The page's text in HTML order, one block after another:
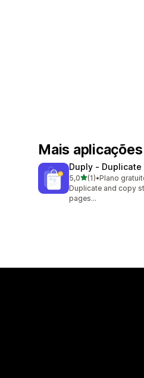
Mais
Duply ‑
5,0de 5 estrelas
(1)
1 total de avaliações
•Plano
Duplicate and copy
pages...